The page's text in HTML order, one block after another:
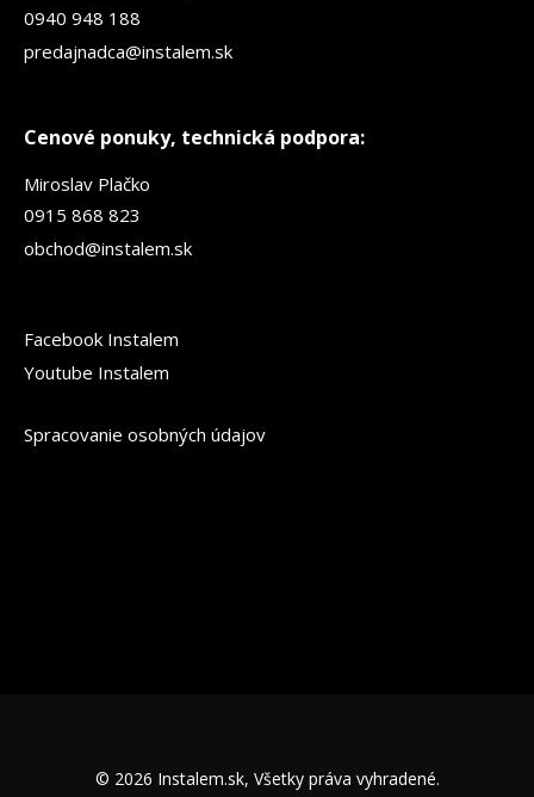
0940 948 188
predajnadca@instalem.sk
Cenové ponuky, technická podpora:
Miroslav Plačko
0915 868 823
obchod@instalem.sk
Facebook Instalem
Youtube Instalem
Spracovanie osobných údajov
© 2026 Instalem.sk, Všetky práva vyhradené.